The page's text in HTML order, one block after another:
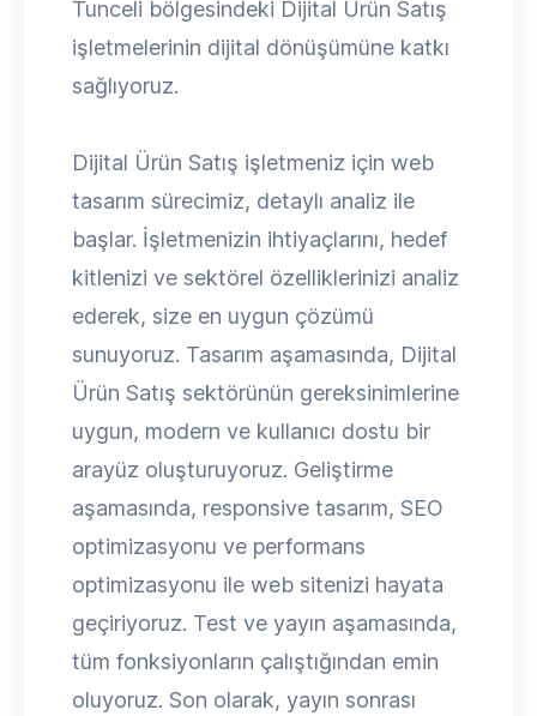
Tunceli bölgesindeki Dijital Ürün Satış
işletmelerinin dijital dönüşümüne katkı
sağlıyoruz.
Dijital Ürün Satış işletmeniz için web
tasarım sürecimiz, detaylı analiz ile
başlar. İşletmenizin ihtiyaçlarını, hedef
kitlenizi ve sektörel özelliklerinizi analiz
ederek, size en uygun çözümü
sunuyoruz. Tasarım aşamasında, Dijital
Ürün Satış sektörünün gereksinimlerine
uygun, modern ve kullanıcı dostu bir
arayüz oluşturuyoruz. Geliştirme
aşamasında, responsive tasarım, SEO
optimizasyonu ve performans
optimizasyonu ile web sitenizi hayata
geçiriyoruz. Test ve yayın aşamasında,
tüm fonksiyonların çalıştığından emin
oluyoruz. Son olarak, yayın sonrası